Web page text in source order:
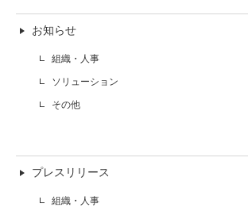
お知らせ
組織・人事
ソリューション
その他
プレスリリース
組織・人事